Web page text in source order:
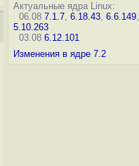
Актуальные ядра Linux:
06.08 7.1.7, 6.18.43, 6.6.149,
5.10.263
03.08 6.12.101
Изменения в ядре 7.2